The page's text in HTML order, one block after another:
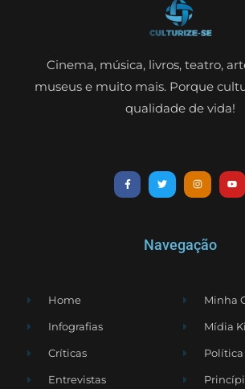
Cinema, música, livros, teatro,
museus e muito mais. Porque
qualidade de vida!
Navegação
Home
Infografias
Críticas
Entrevistas
Minha
Mídia